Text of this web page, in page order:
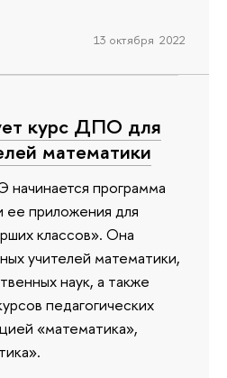
13 октября 2022
курс ДПО для
математики
программа
приложения для
классов». Она
учителей математики,
наук, а также
педагогических
«математика»,